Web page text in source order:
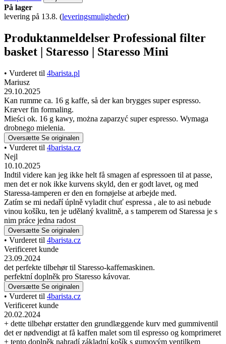
På lager
levering på 13.8. (leveringsmuligheder)
Produktanmeldelser Professional filter
basket | Staresso | Staresso Mini
• Vurderet til 4barista.pl
Mariusz
29.10.2025
Kan rumme ca. 16 g kaffe, så der kan brygges super espresso.
Kræver fin formaling.
Mieści ok. 16 g kawy, można zaparzyć super espresso. Wymaga
drobnego mielenia.
Oversætte Se originalen
• Vurderet til 4barista.cz
Nejl
10.10.2025
Indtil videre kan jeg ikke helt få smagen af espressoen til at passe,
men det er nok ikke kurvens skyld, den er godt lavet, og med
Staressa-tamperen er den en fornøjelse at arbejde med.
Zatím se mi nedaří úplně vyladit chuť espressa , ale to asi nebude
vinou košíku, ten je udělaný kvalitně, a s tamperem od Staressa je s
nim práce jedna radost
Oversætte Se originalen
• Vurderet til 4barista.cz
Verificeret kunde
23.09.2024
det perfekte tilbehør til Staresso-kaffemaskinen.
perfektní doplněk pro Staresso kávovar.
Oversætte Se originalen
• Vurderet til 4barista.cz
Verificeret kunde
20.02.2024
+ dette tilbehør erstatter den grundlæggende kurv med gummiventil
det er nødvendigt at få kaffen malet som til espresso og komprimeret
+ tento doplněk nahradí základní košík s gumovým ventilkem